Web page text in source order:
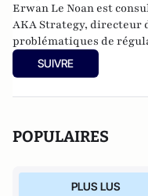
Erwan Le Noan est
AKA Strategy, directeur
problématiques de
a enseigné le droit et
également membre de la
SUIVRE
POPULAIRES
PLUS LUS